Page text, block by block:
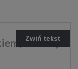
Zwiń tekst
Ozdoby